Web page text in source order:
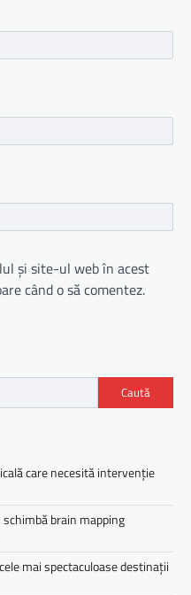
și site-ul web în acest
când o să comentez.
Caută
care necesită intervenție
brain mapping
mai spectaculoase destinații